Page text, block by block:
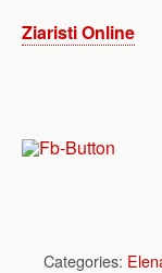
Ziaristi Online
Categories: